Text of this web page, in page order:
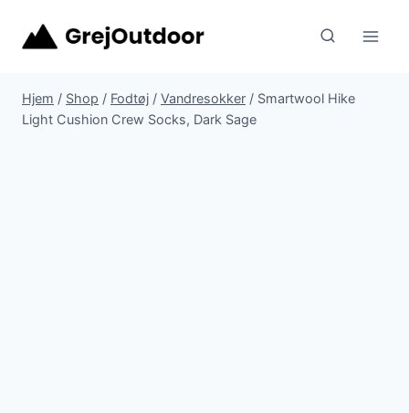
Hjem / Shop / Fodtøj / Vandresokker / Smartwool Hike
Light Cushion Crew Socks, Dark Sage